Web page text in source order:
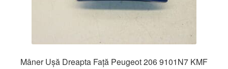
Mâner Ușă Dreapta Față Peugeot 206 9101N7 KMF